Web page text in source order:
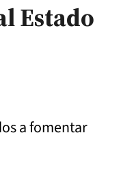
Estado
a fomentar